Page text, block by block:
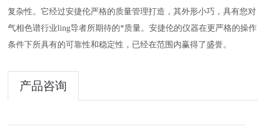
复杂性。它经过安捷伦严格的质量管理打造，其外形小巧，具有您对
气相色谱行业ling导者所期待的*质量。安捷伦的仪器在更严格的操作
条件下所具有的可靠性和稳定性，已经在范围内赢得了盛誉。
产品咨询